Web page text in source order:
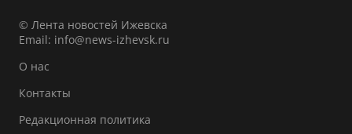
© Лента новостей Ижевска
Email: info@news-izhevsk.ru
О нас
Контакты
Редакционная политика